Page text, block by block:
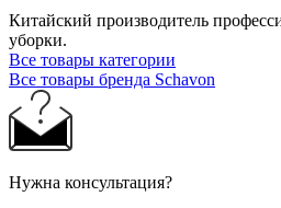
Китайский производитель
уборки.
Все товары категории
Все товары бренда Schavon
Нужна консультация?